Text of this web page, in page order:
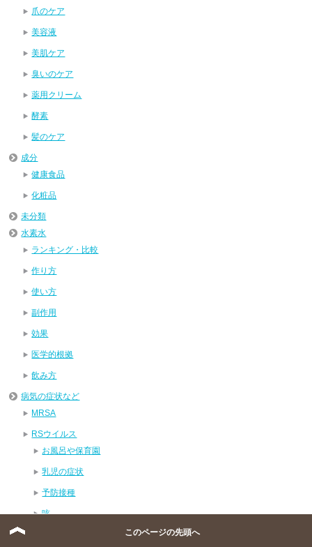
爪のケア
美容液
美肌ケア
臭いのケア
薬用クリーム
酵素
髪のケア
成分
健康食品
化粧品
未分類
水素水
ランキング・比較
作り方
使い方
副作用
効果
医学的根拠
飲み方
病気の症状など
MRSA
RSウイルス
お風呂や保育園
乳児の症状
予防接種
咳
このページの先頭へ